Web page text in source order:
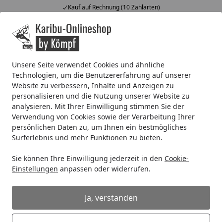
Unsere Seite verwendet Cookies und ähnliche
Technologien, um die Benutzererfahrung auf unserer
Website zu verbessern, Inhalte und Anzeigen zu
personalisieren und die Nutzung unserer Website zu
analysieren. Mit Ihrer Einwilligung stimmen Sie der
Verwendung von Cookies sowie der Verarbeitung Ihrer
persönlichen Daten zu, um Ihnen ein bestmögliches
Surferlebnis und mehr Funktionen zu bieten.
Sie können Ihre Einwilligung jederzeit in den Cookie-
Einstellungen anpassen oder widerrufen.
Ja, verstanden
Kauf auf Rechnung (10 Zahlarten)
Alle Produkte
Mein Konto
Startseite
Systemhaus Zubehör für Systemhäuser Fußböden
Fußboden für Karibu Gartenhaus
Mühlentrup 2